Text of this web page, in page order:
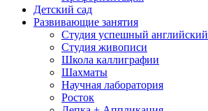
Детский сад
Развивающие занятия
Студия успешный английский
Студия живописи
Школа каллиграфии
Шахматы
Научная лаборатория
Росток